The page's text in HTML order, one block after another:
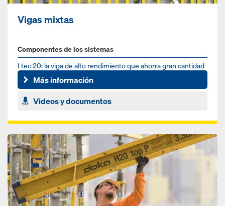
Vigas mixtas
Componentes de los sistemas
I tec 20: la viga de alto rendimiento que ahorra gran cantidad
de material
Más información
Videos y documentos